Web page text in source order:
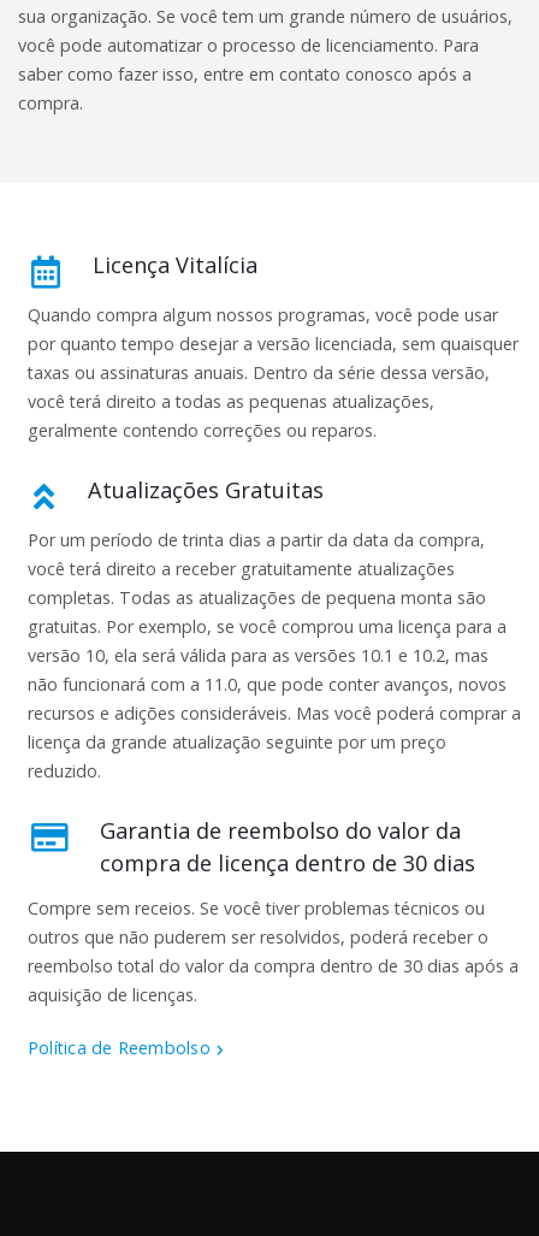
sua organização. Se você tem um grande número de usuários,
você pode automatizar o processo de licenciamento. Para
saber como fazer isso, entre em contato conosco após a
compra.
Licença Vitalícia
Quando compra algum nossos programas, você pode usar
por quanto tempo desejar a versão licenciada, sem quaisquer
taxas ou assinaturas anuais. Dentro da série dessa versão,
você terá direito a todas as pequenas atualizações,
geralmente contendo correções ou reparos.
Atualizações Gratuitas
Por um período de trinta dias a partir da data da compra,
você terá direito a receber gratuitamente atualizações
completas. Todas as atualizações de pequena monta são
gratuitas. Por exemplo, se você comprou uma licença para a
versão 10, ela será válida para as versões 10.1 e 10.2, mas
não funcionará com a 11.0, que pode conter avanços, novos
recursos e adições consideráveis. Mas você poderá comprar a
licença da grande atualização seguinte por um preço
reduzido.
Garantia de reembolso do valor da
compra de licença dentro de 30 dias
Compre sem receios. Se você tiver problemas técnicos ou
outros que não puderem ser resolvidos, poderá receber o
reembolso total do valor da compra dentro de 30 dias após a
aquisição de licenças.
Política de Reembolso